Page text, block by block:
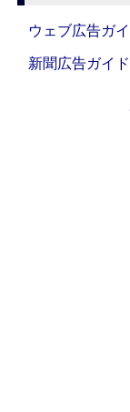
ウェブ広告ガ
新聞広告ガイド